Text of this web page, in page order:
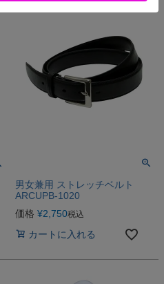
男女兼用 ストレッチベルト
ARCUPB-1020
価格 ¥2,750税込
カートに入れる